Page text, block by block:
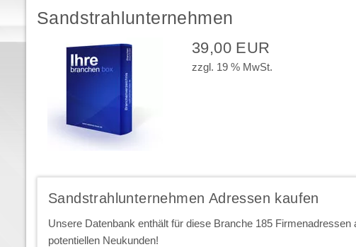
Sandstrahlunternehmen
39,00 EUR
zzgl. 19 % MwSt.
Sandstrahlunternehmen Adressen kaufen
Unsere Datenbank enthält für diese Branche 185 Firmenadressen
potentiellen Neukunden!